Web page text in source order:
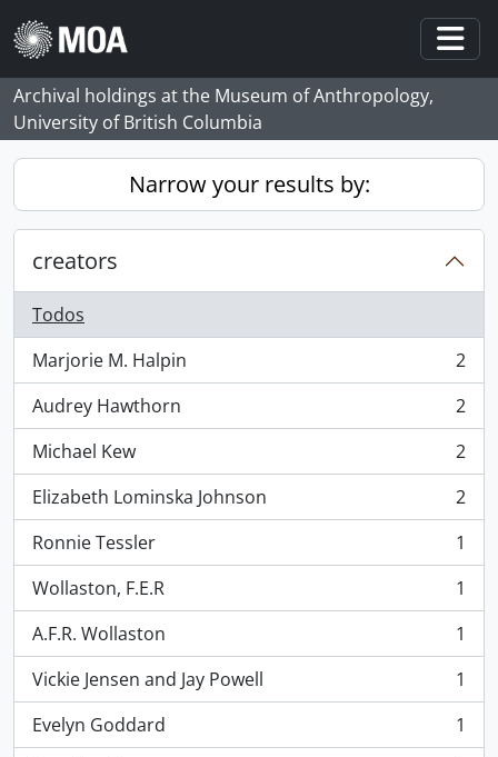
Skip to main content
Archival holdings at the Museum of Anthropology,
University of British Columbia
Narrow your results by:
creators
Todos
Marjorie M. Halpin
, 2 resultados
2
Audrey Hawthorn
, 2 resultados
2
Michael Kew
, 2 resultados
2
Elizabeth Lominska Johnson
, 2 resultados
2
Ronnie Tessler
, 1 resultados
1
Wollaston, F.E.R
, 1 resultados
1
A.F.R. Wollaston
, 1 resultados
1
Vickie Jensen and Jay Powell
, 1 resultados
1
Evelyn Goddard
, 1 resultados
1